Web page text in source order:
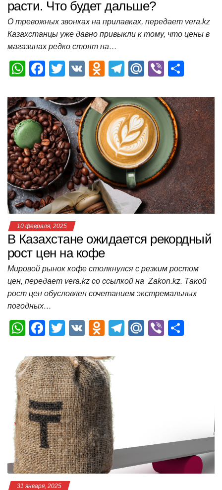
расти. Что будет дальше?
О тревожных звонках на прилавках, передает vera.kz
Казахстанцы уже давно привыкли к тому, что цены в
магазинах редко стоят на…
W
at
s
A
p
p
F
c
e
b
o
o
k
T
tt
er
V
O
n
o
kl
a
ss
ni
ki
T
e
gr
a
m
M
.R
u
Vi
er п
р
а
в
и
т
ь
10 февраля, 2025
В Казахстане ожидается рекордный
рост цен на кофе
Мировой рынок кофе столкнулся с резким ростом
цен, передает vera.kz со ссылкой на Zakon.kz. Такой
рост цен обусловлен сочетанием экстремальных
погодных…
W
at
s
A
p
p
F
c
e
b
o
o
k
T
tt
er
V
O
n
o
kl
a
ss
ni
ki
T
M
Vi
т
ь
31 января, 2025